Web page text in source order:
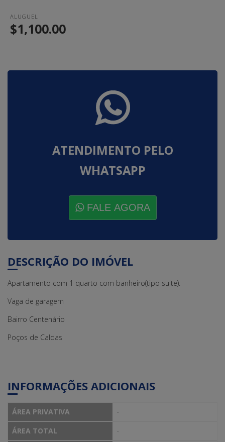
ALUGUEL
$1,100.00
ATENDIMENTO PELO
WHATSAPP
FALE AGORA
DESCRIÇÃO DO IMÓVEL
Apartamento com 1 quarto com banheiro(tipo suite).
Vaga de garagem
Bairro Centenário
Poços de Caldas
INFORMAÇÕES ADICIONAIS
ÁREA PRIVATIVA -
ÁREA TOTAL -